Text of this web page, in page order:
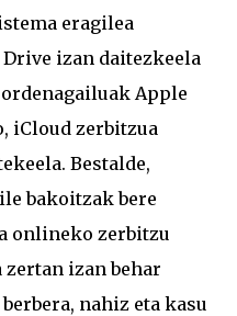
eragilea
Drive izan daitezkeela
Apple
iCloud zerbitzua
Bestalde,
bakoitzak bere
onlineko zerbitzu
izan behar
nahiz eta kasu